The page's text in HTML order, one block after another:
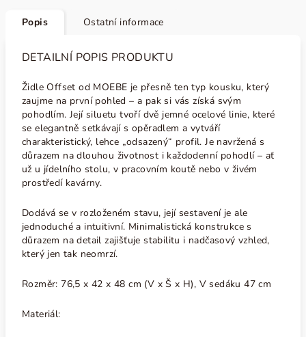
Popis Ostatní informace
DETAILNÍ POPIS PRODUKTU
Židle Offset od MOEBE je přesně ten typ kousku, který
zaujme na první pohled – a pak si vás získá svým
pohodlím. Její siluetu tvoří dvě jemné ocelové linie, které
se elegantně setkávají s opěradlem a vytváří
charakteristický, lehce „odsazený“ profil. Je navržená s
důrazem na dlouhou životnost i každodenní pohodlí – ať
už u jídelního stolu, v pracovním koutě nebo v živém
prostředí kavárny.
Dodává se v rozloženém stavu, její sestavení je ale
jednoduché a intuitivní. Minimalistická konstrukce s
důrazem na detail zajišťuje stabilitu i nadčasový vzhled,
který jen tak neomrzí.
Rozměr: 76,5 x 42 x 48 cm (V x Š x H), V sedáku 47 cm
Materiál: